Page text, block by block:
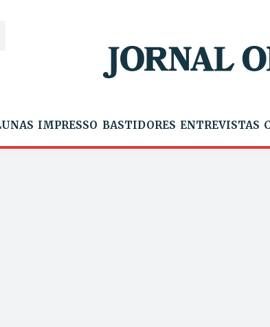
IMPRESSO BASTIDORES ENTREVISTAS